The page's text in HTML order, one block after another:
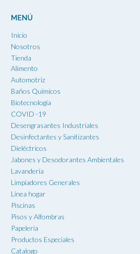
MENÚ
Inicio
Nosotros
Tienda
Alimento
Automotriz
Baños Químicos
Biotecnología
COVID -19
Desengrasantes Industriales
Desinfectantes y Sanitizantes
Dieléctricos
Jabones y Desodorantes Ambientales
Lavandería
Limpiadores Generales
Línea hogar
Piscinas
Pisos y Alfombras
Papelería
Productos Especiales
Catalogo